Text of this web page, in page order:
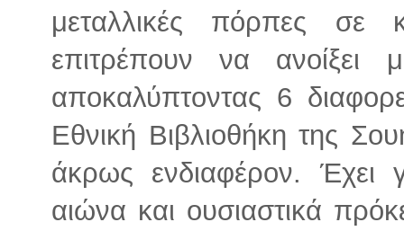
μεταλλικές πόρπες
επιτρέπουν να ανοίξει
αποκαλύπτοντας 6
Εθνική Βιβλιοθήκη της
άκρως ενδιαφέρον. Έχει
αιώνα και ουσιαστικά